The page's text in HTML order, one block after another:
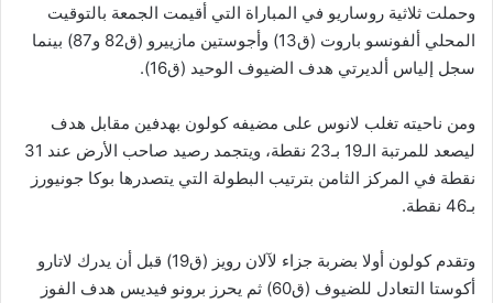
وحملت ثلاثية روساريو في المباراة التي أقيمت الجمعة بالتوقيت
المحلي ألفونسو باروت (ق13) وأجوستين مازييرو (ق82 و87) بينما
سجل إلياس ألديرتي هدف الضيوف الوحيد (ق16).
ومن ناحيته تغلب لانوس على مضيفه كولون بهدفين مقابل هدف
ليصعد للمرتبة الـ19 بـ23 نقطة، ويتجمد رصيد صاحب الأرض عند 31
نقطة في المركز الثامن بترتيب البطولة التي يتصدرها بوكا جونيورز
بـ46 نقطة.
وتقدم كولون أولا بضربة جزاء لآلان رويز (ق19) قبل أن يدرك لاتارو
أكوستا التعادل للضيوف (ق60) ثم يحرز برونو فيديس هدف الفوز